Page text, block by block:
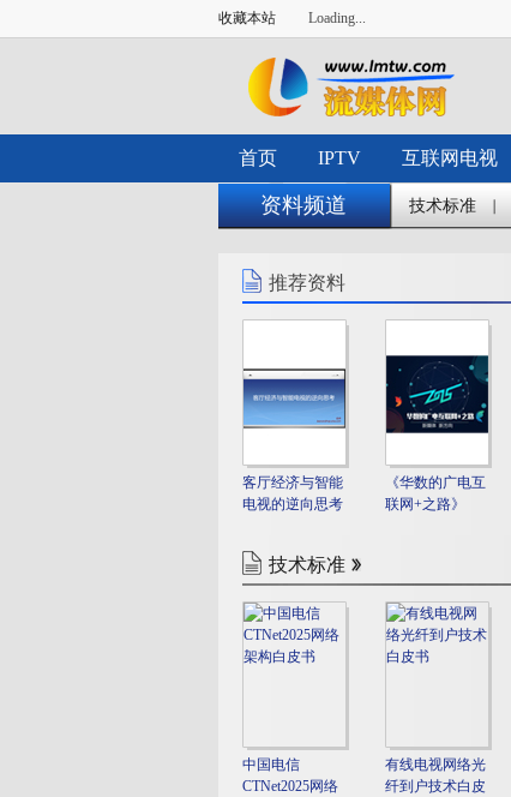
收藏本站 Loading...
首页 IPTV 互联网电视
资料频道 技术标准
推荐资料
客厅经济与智能
电视的逆向思考
《华数的广电互
联网+之路》
技术标准
中国电信
CTNet2025网络
有线电视网络光
纤到户技术白皮